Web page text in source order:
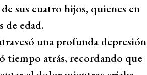
sus cuatro hijos, quienes en
de edad.
una profunda depresión
tiempo atrás, recordando que